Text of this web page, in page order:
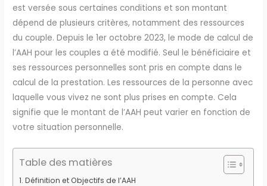
est versée sous certaines conditions et son montant
dépend de plusieurs critères, notamment des ressources
du couple. Depuis le 1er octobre 2023, le mode de calcul de
l’AAH pour les couples a été modifié. Seul le bénéficiaire et
ses ressources personnelles sont pris en compte dans le
calcul de la prestation. Les ressources de la personne avec
laquelle vous vivez ne sont plus prises en compte. Cela
signifie que le montant de l’AAH peut varier en fonction de
votre situation personnelle.
Table des matières
Définition et Objectifs de l’AAH